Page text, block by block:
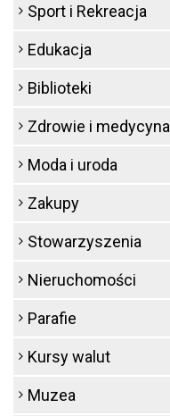
Sport i Rekreacja
Edukacja
Biblioteki
Zdrowie i medycyna
Moda i uroda
Zakupy
Stowarzyszenia
Nieruchomości
Parafie
Kursy walut
Muzea